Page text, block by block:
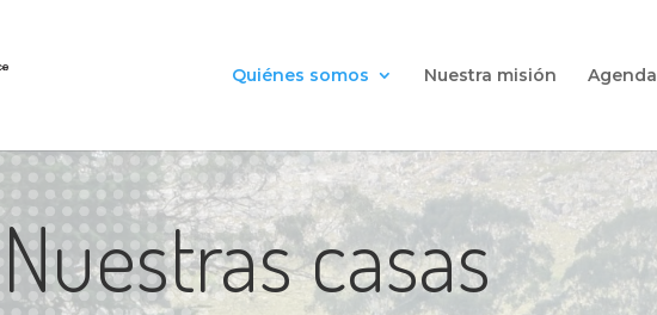
Quiénes somos Nuestra misión Agenda
Nuestras casas